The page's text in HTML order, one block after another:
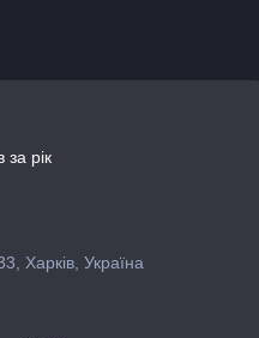
за рік
Харків, Україна